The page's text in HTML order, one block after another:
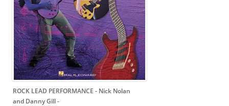
ROCK LEAD PERFORMANCE - Nick Nolan
and Danny Gill-